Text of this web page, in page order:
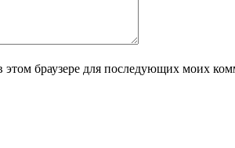
этом браузере для последующих моих